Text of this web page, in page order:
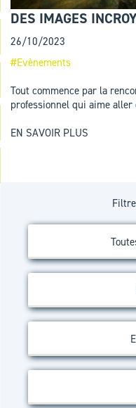
DES IMAGES
26/10/2023
#Evènements
Tout commence par la
professionnel qui aime
EN SAVOIR PLUS